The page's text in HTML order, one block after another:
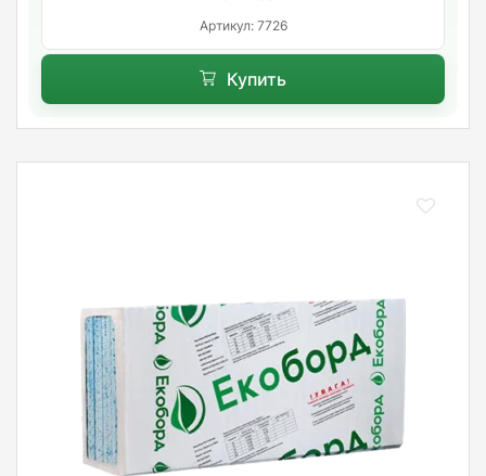
Артикул: 7726
Купить